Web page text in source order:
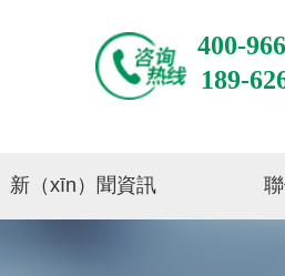
400-
189-
新（xīn）聞資訊